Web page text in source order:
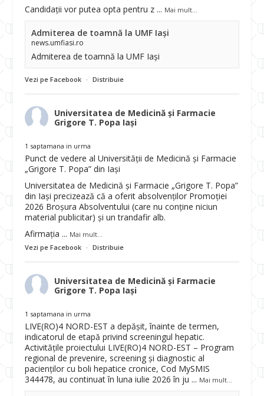
Candidații vor putea opta pentru z ... Mai mult...
Admiterea de toamnă la UMF Iași
news.umfiasi.ro
Admiterea de toamnă la UMF Iași
Vezi pe Facebook · Distribuie
Universitatea de Medicină și Farmacie
Grigore T. Popa Iași
1 saptamana in urma
Punct de vedere al Universității de Medicină și Farmacie
„Grigore T. Popa” din Iași
Universitatea de Medicină și Farmacie „Grigore T. Popa”
din Iași precizează că a oferit absolvenților Promoției
2026 Broșura Absolventului (care nu conține niciun
material publicitar) și un trandafir alb.
Afirmația ... Mai mult...
Vezi pe Facebook · Distribuie
Universitatea de Medicină și Farmacie
Grigore T. Popa Iași
1 saptamana in urma
LIVE(RO)4 NORD-EST a depășit, înainte de termen,
indicatorul de etapă privind screeningul hepatic.
Activitățile proiectului LIVE(RO)4 NORD-EST – Program
regional de prevenire, screening și diagnostic al
pacienților cu boli hepatice cronice, Cod MySMIS
344478, au continuat în luna iulie 2026 în ju ... Mai mult...